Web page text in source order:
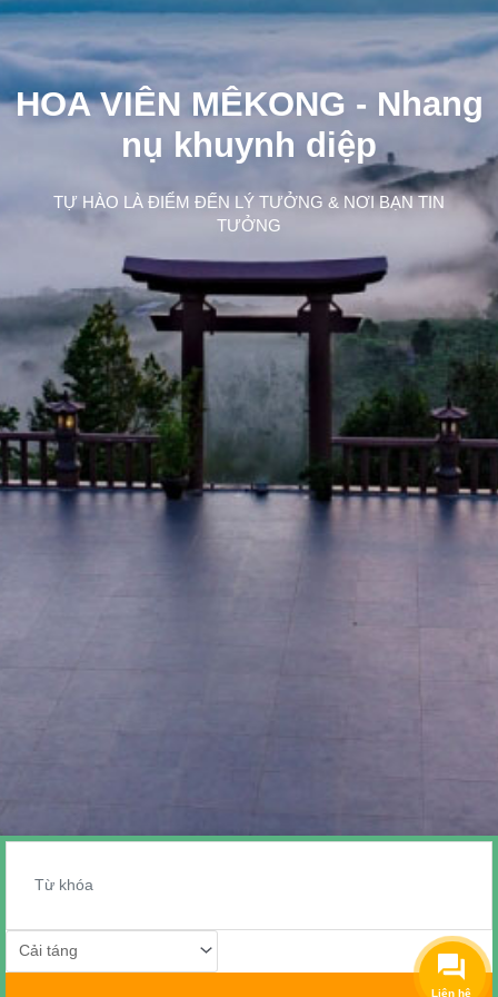
HOA VIÊN MÊKONG - Nhang
nụ khuynh diệp
TỰ HÀO LÀ ĐIỂM ĐẾN LÝ TƯỞNG & NƠI BẠN TIN
TƯỞNG
Liên hệ